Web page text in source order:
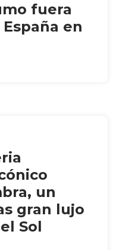
fuera
en
un
gran lujo
Sol